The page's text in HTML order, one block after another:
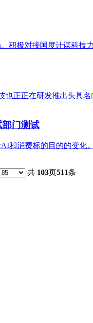
积极对接国度计谋科
正正在研发推出头具
门测试
和消费标的目的的变化
共 103页511条